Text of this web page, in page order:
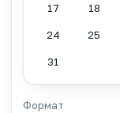
17 18
24 25
31
Формат